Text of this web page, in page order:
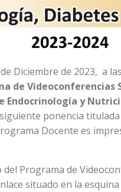
Diciembre de 2023, a
de Videoconferencias
Endocrinología y
ponencia titulada
Docente es
Programa de
situado en la